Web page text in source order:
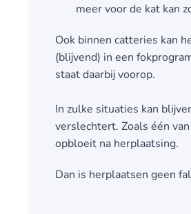
meer voor de kat kan
Ook binnen catteries kan
(blijvend) in een
staat daarbij voorop.
In zulke situaties kan
verslechtert. Zoals één
opbloeit na herplaatsing.
Dan is herplaatsen geen